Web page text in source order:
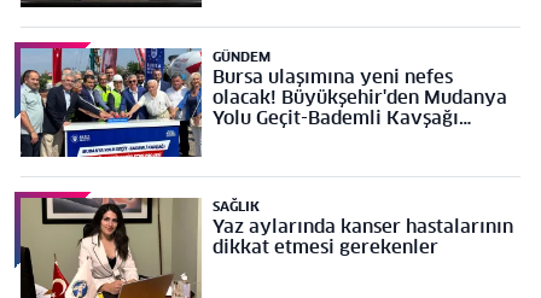
GÜNDEM
Bursa ulaşımına yeni nefes
olacak! Büyükşehir'den Mudanya
Yolu Geçit-Bademli Kavşağı
SAĞLIK
Yaz aylarında kanser hastalarının
dikkat etmesi gerekenler